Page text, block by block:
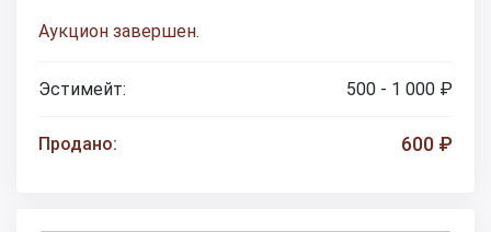
Аукцион завершен.
Эстимейт: 500 - 1 000 ₽
Продано: 600 ₽